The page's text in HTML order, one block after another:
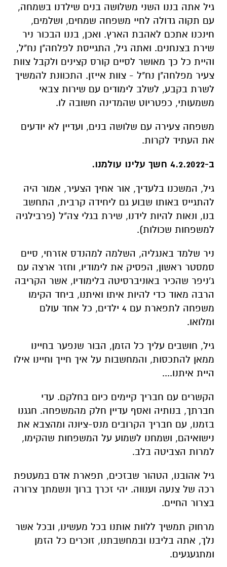
גיל אתה בננו השני משלושה בנים שילדנו בשמחה,
עם תקוה גדולה לחיי משפחה שמחים, ושלמים,
חינכנו אתכם לאהבת הארץ. ואכן, בננו הבכור ניר
שירת בצנחנים. ואתה גיל, התגייסת לפלחה"ן נח"ל,
והיית כל כך מאושר לסיים קורס קצינים ולקבל צוות
צעיר מפלחה"ן נח"ל - צוות אייזן. התכוונת להמשיך
לשרת בקבע, לשלב לימודים עם שירות צבאי
משמעותי, כפטריוט שהמדינה חשובה לו.
משפחה צעירה עם שלושה בנים, ועדיין לא יודעים
את העתיד לקרות.
ב-4.2.2022 חשך עלינו עולמנו.
גיל, המשכנו בלעדיך, אור אחיך הצעיר, אמור היה
להתגייס באותו שבוע גם ליחידה קרבית, התחשב
בנו, ונאות להיות לידנו, שירת בגלי צה"ל (פרבילגיה
למשפחות שכולות).
ניר שלמד באנגליה, השלמה למהנדס אזרחי, סיים
סמסטר ראשון, הפסיק את לימודיו, וחזר ארצה עם
ג'ניפר שהכיר באוניברסיטה בלימודיו, אשר הקריבה
הרבה מאוד כדי להיות איתו ואיתנו, ביחד הקימו
משפחה לתפארת עם 4 ילדים, כל אחד עולם
ומלואו.
גיל, חושבים עליך כל הזמן, הבור שנפער בחיינו
ממאן להתכסות, והמחשבות על איך חייך וחיינו אילו
היית איתנו....
הקשרים עם חבריך קיימים כיום בחלקם. עדי
חברתך, בנותיה ואסף עדיין חלק מהמשפחה. חגגנו
בזמנו, עם חבריך הקרובים מנס-ציונה ומהצבא את
נישואיהם, ושמחנו לשמוע על המשפחות שהקימו,
למרות הצביטה בלב.
גיל אהובנו, הטהור שבזכים, תפארת אדם במעטפת
רכה של צנעה וענווה. יהי זכרך ברוך ונשמתך צרורה
בצרור החיים.
מרחוק תמשיך ללוות אותנו בכל מעשינו, ובכל אשר
נלך, אתה בליבנו ובמחשבתנו, זוכרים כל הזמן
ומתגעגעים.